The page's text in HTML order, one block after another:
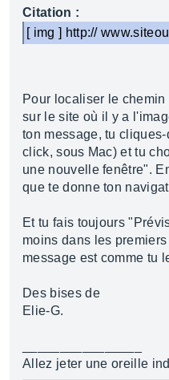
Citation :
[ img ] http://
Pour localiser le
sur le site où il y a
ton message, tu
click, sous Mac) et tu
une nouvelle fenêtre".
que te donne ton
Et tu fais toujours
moins dans les
message est comme tu
Des bises de
Elie-G.
Allez jeter une oreille